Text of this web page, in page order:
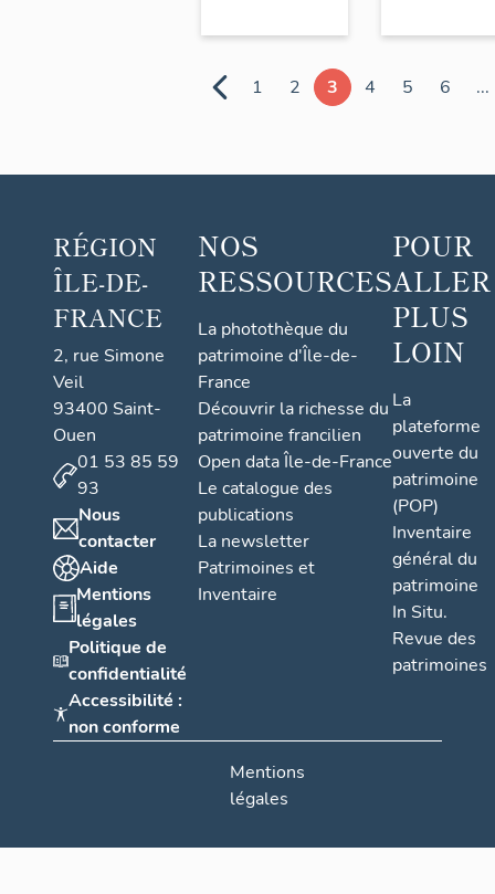
1 2 3 4 5 6 ...
RÉGION
ÎLE-DE-
FRANCE
2, rue Simone
Veil
93400 Saint-
Ouen
01 53 85 59
93
Nous
contacter
Aide
Mentions
légales
Politique de
confidentialité
Accessibilité :
non conforme
NOS
RESSOURCES
La photothèque du
patrimoine d'Île-de-
France
Découvrir la richesse du
patrimoine francilien
Open data Île-de-France
Le catalogue des
publications
La newsletter
Patrimoines et
Inventaire
POUR
ALLER
PLUS
LOIN
La
plateforme
ouverte du
patrimoine
(POP)
Inventaire
général du
patrimoine
In Situ.
Revue des
patrimoines
Mentions
légales